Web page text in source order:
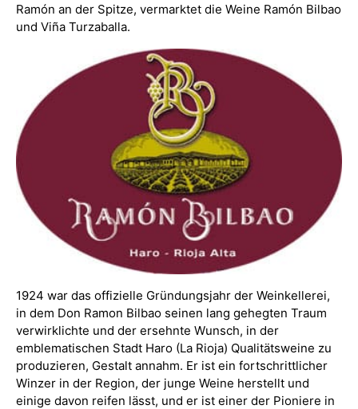
Ramón an der Spitze, vermarktet die Weine Ramón Bilbao
und Viña Turzaballa.
1924 war das offizielle Gründungsjahr der Weinkellerei,
in dem Don Ramon Bilbao seinen lang gehegten Traum
verwirklichte und der ersehnte Wunsch, in der
emblematischen Stadt Haro (La Rioja) Qualitätsweine zu
produzieren, Gestalt annahm. Er ist ein fortschrittlicher
Winzer in der Region, der junge Weine herstellt und
einige davon reifen lässt, und er ist einer der Pioniere in